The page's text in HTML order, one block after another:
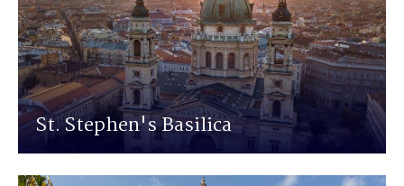
St. Stephen's Basilica